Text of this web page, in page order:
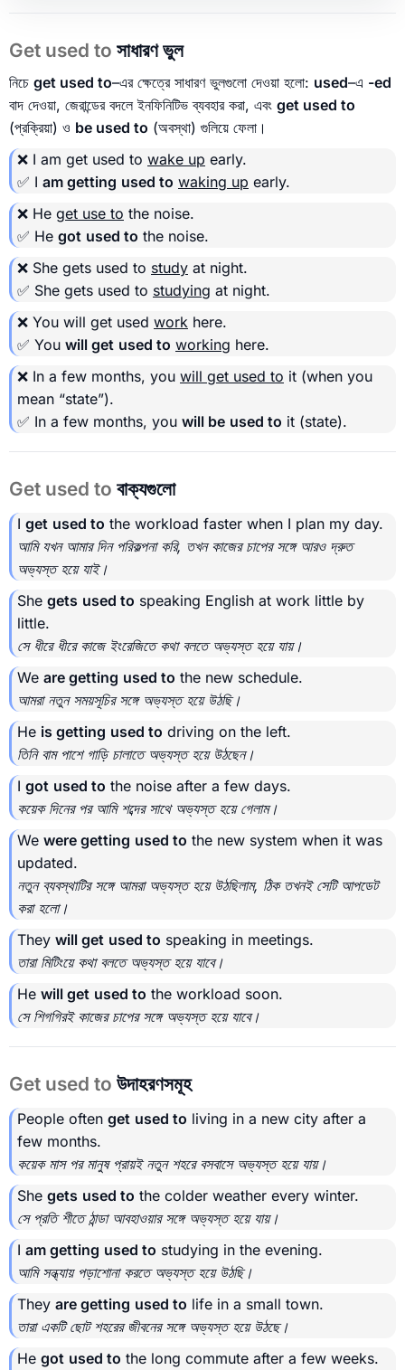
Get used to সাধারণ ভুল
নিচে get used to–এর ক্ষেত্রে সাধারণ ভুলগুলো দেওয়া হলো: used–এ -ed
বাদ দেওয়া, জেরান্ডের বদলে ইনফিনিটিভ ব্যবহার করা, এবং get used to
(প্রক্রিয়া) ও be used to (অবস্থা) গুলিয়ে ফেলা।
❌ I am get used to wake up early.
✅ I am getting used to waking up early.
❌ He get use to the noise.
✅ He got used to the noise.
❌ She gets used to study at night.
✅ She gets used to studying at night.
❌ You will get used work here.
✅ You will get used to working here.
❌ In a few months, you will get used to it (when you
mean “state”).
✅ In a few months, you will be used to it (state).
Get used to বাক্যগুলো
I get used to the workload faster when I plan my day.
আমি যখন আমার দিন পরিকল্পনা করি, তখন কাজের চাপের সঙ্গে আরও দ্রুত
অভ্যস্ত হয়ে যাই।
She gets used to speaking English at work little by
little.
সে ধীরে ধীরে কাজে ইংরেজিতে কথা বলতে অভ্যস্ত হয়ে যায়।
We are getting used to the new schedule.
আমরা নতুন সময়সূচির সঙ্গে অভ্যস্ত হয়ে উঠছি।
He is getting used to driving on the left.
তিনি বাম পাশে গাড়ি চালাতে অভ্যস্ত হয়ে উঠছেন।
I got used to the noise after a few days.
কয়েক দিনের পর আমি শব্দের সাথে অভ্যস্ত হয়ে গেলাম।
We were getting used to the new system when it was
updated.
নতুন ব্যবস্থাটির সঙ্গে আমরা অভ্যস্ত হয়ে উঠছিলাম, ঠিক তখনই সেটি আপডেট
করা হলো।
They will get used to speaking in meetings.
তারা মিটিংয়ে কথা বলতে অভ্যস্ত হয়ে যাবে।
He will get used to the workload soon.
সে শিগগিরই কাজের চাপের সঙ্গে অভ্যস্ত হয়ে যাবে।
Get used to উদাহরণসমূহ
People often get used to living in a new city after a
few months.
কয়েক মাস পর মানুষ প্রায়ই নতুন শহরে বসবাসে অভ্যস্ত হয়ে যায়।
She gets used to the colder weather every winter.
সে প্রতি শীতে ঠান্ডা আবহাওয়ার সঙ্গে অভ্যস্ত হয়ে যায়।
I am getting used to studying in the evening.
আমি সন্ধ্যায় পড়াশোনা করতে অভ্যস্ত হয়ে উঠছি।
They are getting used to life in a small town.
তারা একটি ছোট শহরের জীবনের সঙ্গে অভ্যস্ত হয়ে উঠছে।
He got used to the long commute after a few weeks.